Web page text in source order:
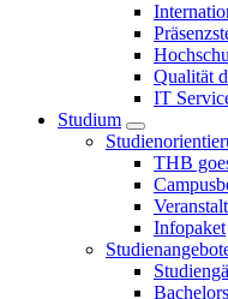
Qualität
IT
Studium
THB
Infopaket